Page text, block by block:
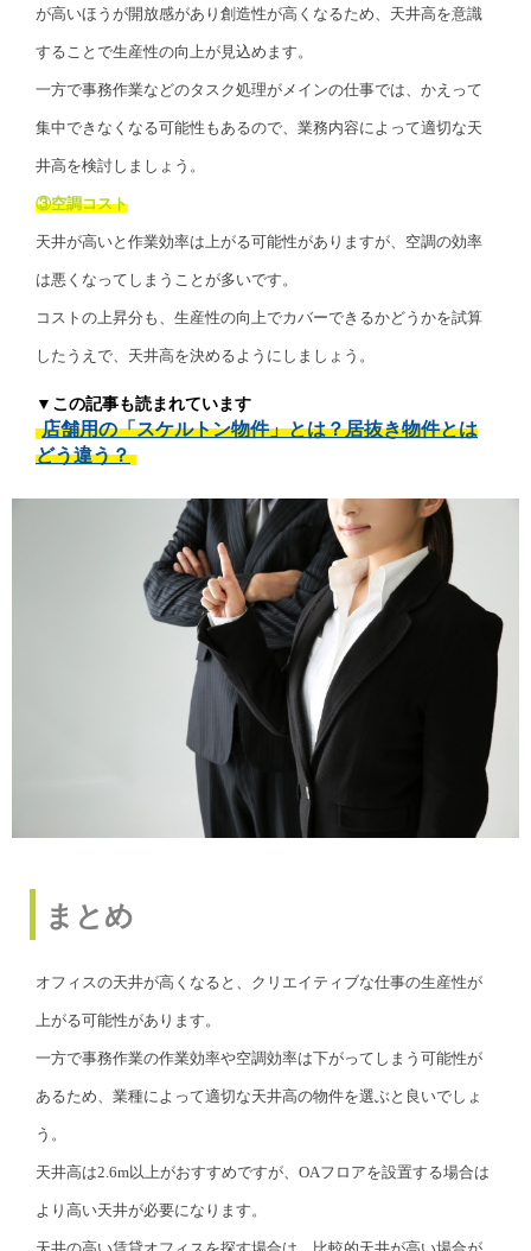
が高いほうが開放感があり創造性が高くなるため、天井高を意識
することで生産性の向上が見込めます。
一方で事務作業などのタスク処理がメインの仕事では、かえって
集中できなくなる可能性もあるので、業務内容によって適切な天
井高を検討しましょう。
③空調コスト
天井が高いと作業効率は上がる可能性がありますが、空調の効率
は悪くなってしまうことが多いです。
コストの上昇分も、生産性の向上でカバーできるかどうかを試算
したうえで、天井高を決めるようにしましょう。
▼この記事も読まれています
店舗用の「スケルトン物件」とは？居抜き物件とは
どう違う？
まとめ
オフィスの天井が高くなると、クリエイティブな仕事の生産性が
上がる可能性があります。
一方で事務作業の作業効率や空調効率は下がってしまう可能性が
あるため、業種によって適切な天井高の物件を選ぶと良いでしょ
う。
天井高は2.6m以上がおすすめですが、OAフロアを設置する場合は
より高い天井が必要になります。